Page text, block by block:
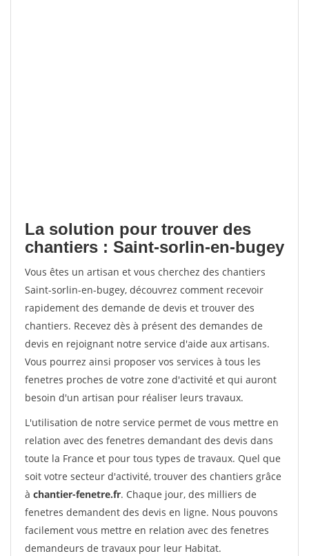
La solution pour trouver des
chantiers : Saint-sorlin-en-bugey
Vous êtes un artisan et vous cherchez des chantiers
Saint-sorlin-en-bugey, découvrez comment recevoir
rapidement des demande de devis et trouver des
chantiers. Recevez dès à présent des demandes de
devis en rejoignant notre service d'aide aux artisans.
Vous pourrez ainsi proposer vos services à tous les
fenetres proches de votre zone d'activité et qui auront
besoin d'un artisan pour réaliser leurs travaux.
L'utilisation de notre service permet de vous mettre en
relation avec des fenetres demandant des devis dans
toute la France et pour tous types de travaux. Quel que
soit votre secteur d'activité, trouver des chantiers grâce
à chantier-fenetre.fr. Chaque jour, des milliers de
fenetres demandent des devis en ligne. Nous pouvons
facilement vous mettre en relation avec des fenetres
demandeurs de travaux pour leur Habitat.